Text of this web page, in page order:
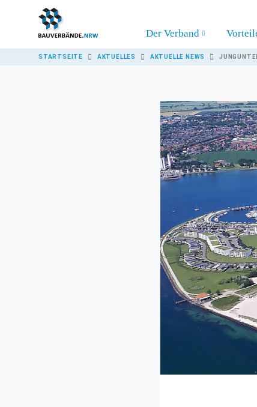
Skip to main content
Der Verband
YOU ARE HERE:
STARTSEITE AKTUELLES AKTUELLE NEWS